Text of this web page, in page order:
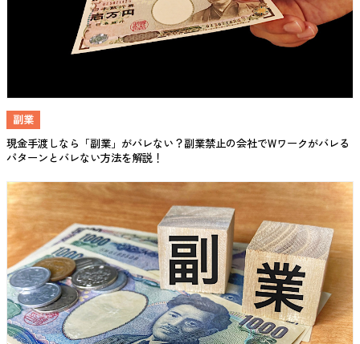
副業
現金手渡しなら「副業」がバレない？副業禁止の会社でWワークがバレる
パターンとバレない方法を解説！